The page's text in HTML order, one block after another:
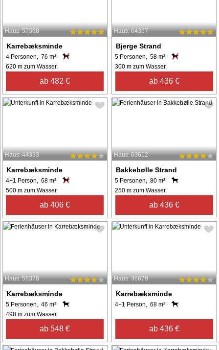
Haus: 57368
Karrebæksminde
4 Personen, 76 m²
620 m zum Wasser.
ab 482 €
Haus: 64367
Bjerge Strand
5 Personen, 58 m²
300 m zum Wasser.
ab 436 €
Haus: 44333
Karrebæksminde
4+1 Person, 68 m²
500 m zum Wasser.
ab 406 €
Haus: 63612
Bakkebølle Strand
5 Personen, 80 m²
250 m zum Wasser.
ab 436 €
Haus: 56378
Karrebæksminde
5 Personen, 46 m²
498 m zum Wasser.
ab 548 €
Haus: 36679
Karrebæksminde
4+1 Person, 68 m²
ab 436 €